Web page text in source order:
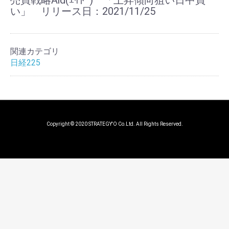
い」 リリース日：2021/11/25
関連カテゴリ
日経225
Copyright © 2020 STRATEGY'O Co.Ltd. All Rights Reserved.